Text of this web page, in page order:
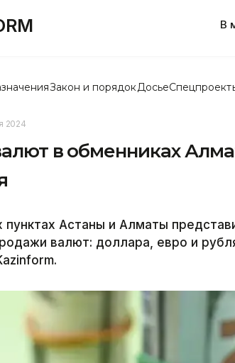
В
Закон и порядок Досье
2024
в обменниках
пунктах Астаны и Алматы
валют: доллара, евро и